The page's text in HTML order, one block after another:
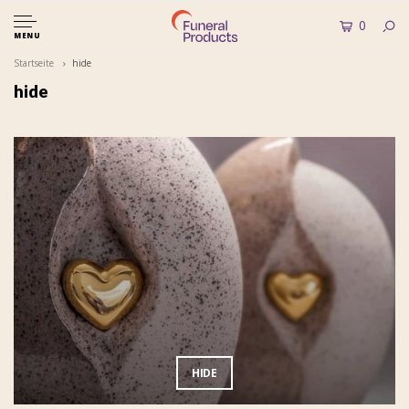
MENU
0
Startseite hide
hide
HIDE